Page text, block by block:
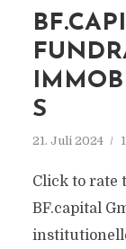
S
21. Juli 2024
Click to rate
BF.capital